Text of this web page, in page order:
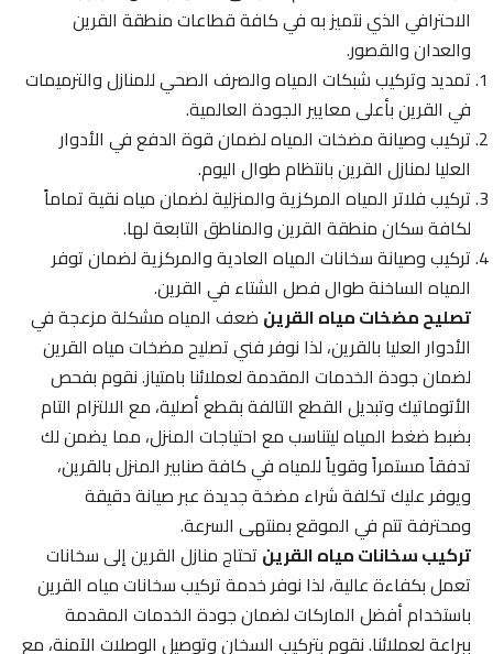
الاحترافي الذي نتميز به في كافة قطاعات منطقة القرين
والعدان والقصور.
تمديد وتركيب شبكات المياه والصرف الصحي للمنازل والترميمات
في القرين بأعلى معايير الجودة العالمية.
تركيب وصيانة مضخات المياه لضمان قوة الدفع في الأدوار
العليا لمنازل القرين بانتظام طوال اليوم.
تركيب فلاتر المياه المركزية والمنزلية لضمان مياه نقية تماماً
لكافة سكان منطقة القرين والمناطق التابعة لها.
تركيب وصيانة سخانات المياه العادية والمركزية لضمان توفر
المياه الساخنة طوال فصل الشتاء في القرين.
تصليح مضخات مياه القرينضعف المياه مشكلة مزعجة في
الأدوار العليا بالقرين، لذا نوفر فني تصليح مضخات مياه القرين
لضمان جودة الخدمات المقدمة لعملائنا بامتياز. نقوم بفحص
الأتوماتيك وتبديل القطع التالفة بقطع أصلية، مع الالتزام التام
بضبط ضغط المياه ليتناسب مع احتياجات المنزل، مما يضمن لك
تدفقاً مستمراً وقوياً للمياه في كافة صنابير المنزل بالقرين،
ويوفر عليك تكلفة شراء مضخة جديدة عبر صيانة دقيقة
ومحترفة تتم في الموقع بمنتهى السرعة.
تركيب سخانات مياه القرينتحتاج منازل القرين إلى سخانات
تعمل بكفاءة عالية، لذا نوفر خدمة تركيب سخانات مياه القرين
باستخدام أفضل الماركات لضمان جودة الخدمات المقدمة
ببراعة لعملائنا. نقوم بتركيب السخان وتوصيل الوصلات الآمنة، مع